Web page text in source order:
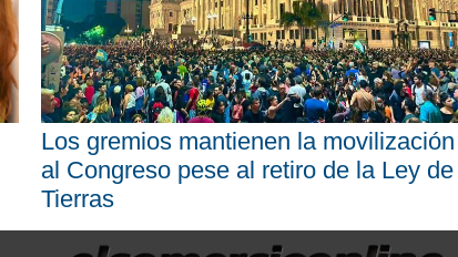
Los gremios mantienen la movilización
al Congreso pese al retiro de la Ley de
Tierras